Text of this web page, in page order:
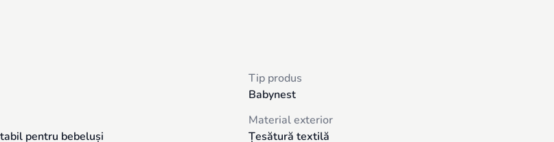
Tip produs
Babynest
pentru bebeluși
Material exterior
Țesătură textilă